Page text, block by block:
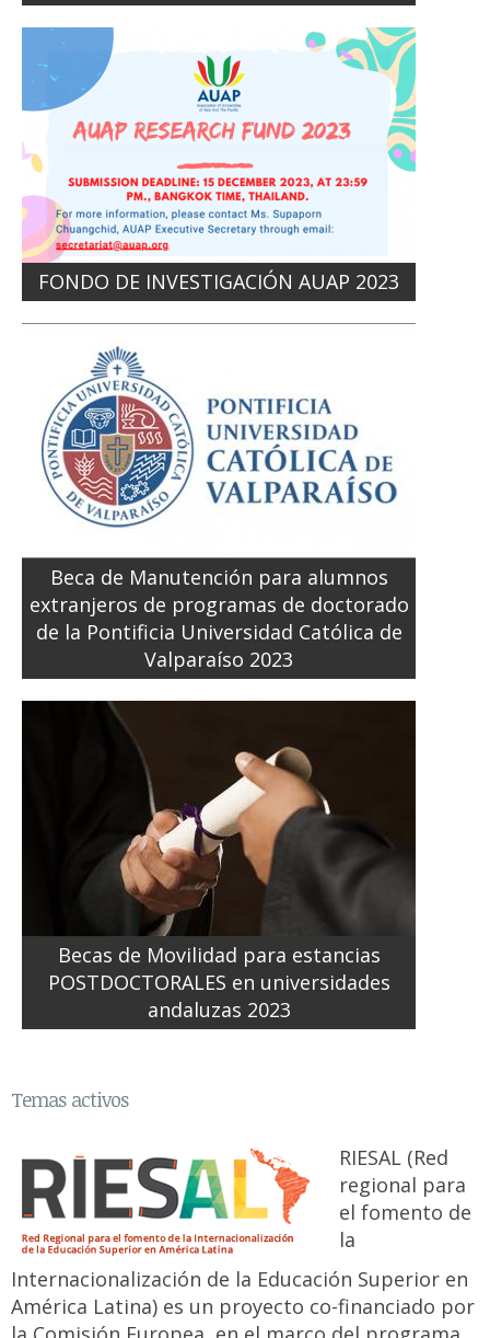
FONDO DE INVESTIGACIÓN AUAP 2023
Beca de Manutención para alumnos
extranjeros de programas de doctorado
de la Pontificia Universidad Católica de
Valparaíso 2023
Becas de Movilidad para estancias
POSTDOCTORALES en universidades
andaluzas 2023
Temas activos
RIESAL (Red
regional para
el fomento de
la
Internacionalización de la Educación Superior en
América Latina) es un proyecto co-financiado por